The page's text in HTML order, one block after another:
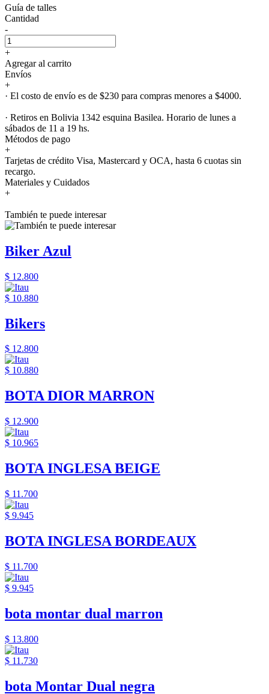
Guía de talles
Cantidad
-
+
Agregar al carrito
Envíos
+
· El costo de envío es de $230 para compras menores a $4000.
· Retiros en Bolivia 1342 esquina Basilea. Horario de lunes a
sábados de 11 a 19 hs.
Métodos de pago
+
Tarjetas de crédito Visa, Mastercard y OCA, hasta 6 cuotas sin
recargo.
Materiales y Cuidados
+
También te puede interesar
Biker Azul
$ 12.800
$ 10.880
Bikers
$ 12.800
$ 10.880
BOTA DIOR MARRON
$ 12.900
$ 10.965
BOTA INGLESA BEIGE
$ 11.700
$ 9.945
BOTA INGLESA BORDEAUX
$ 11.700
$ 9.945
bota montar dual marron
$ 13.800
$ 11.730
bota Montar Dual negra